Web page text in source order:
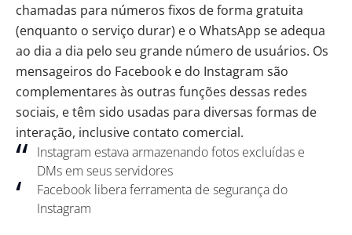
chamadas para números fixos de forma gratuita
(enquanto o serviço durar) e o WhatsApp se adequa
ao dia a dia pelo seu grande número de usuários. Os
mensageiros do Facebook e do Instagram são
complementares às outras funções dessas redes
sociais, e têm sido usadas para diversas formas de
interação, inclusive contato comercial.
Instagram estava armazenando fotos excluídas e
DMs em seus servidores
Facebook libera ferramenta de segurança do
Instagram